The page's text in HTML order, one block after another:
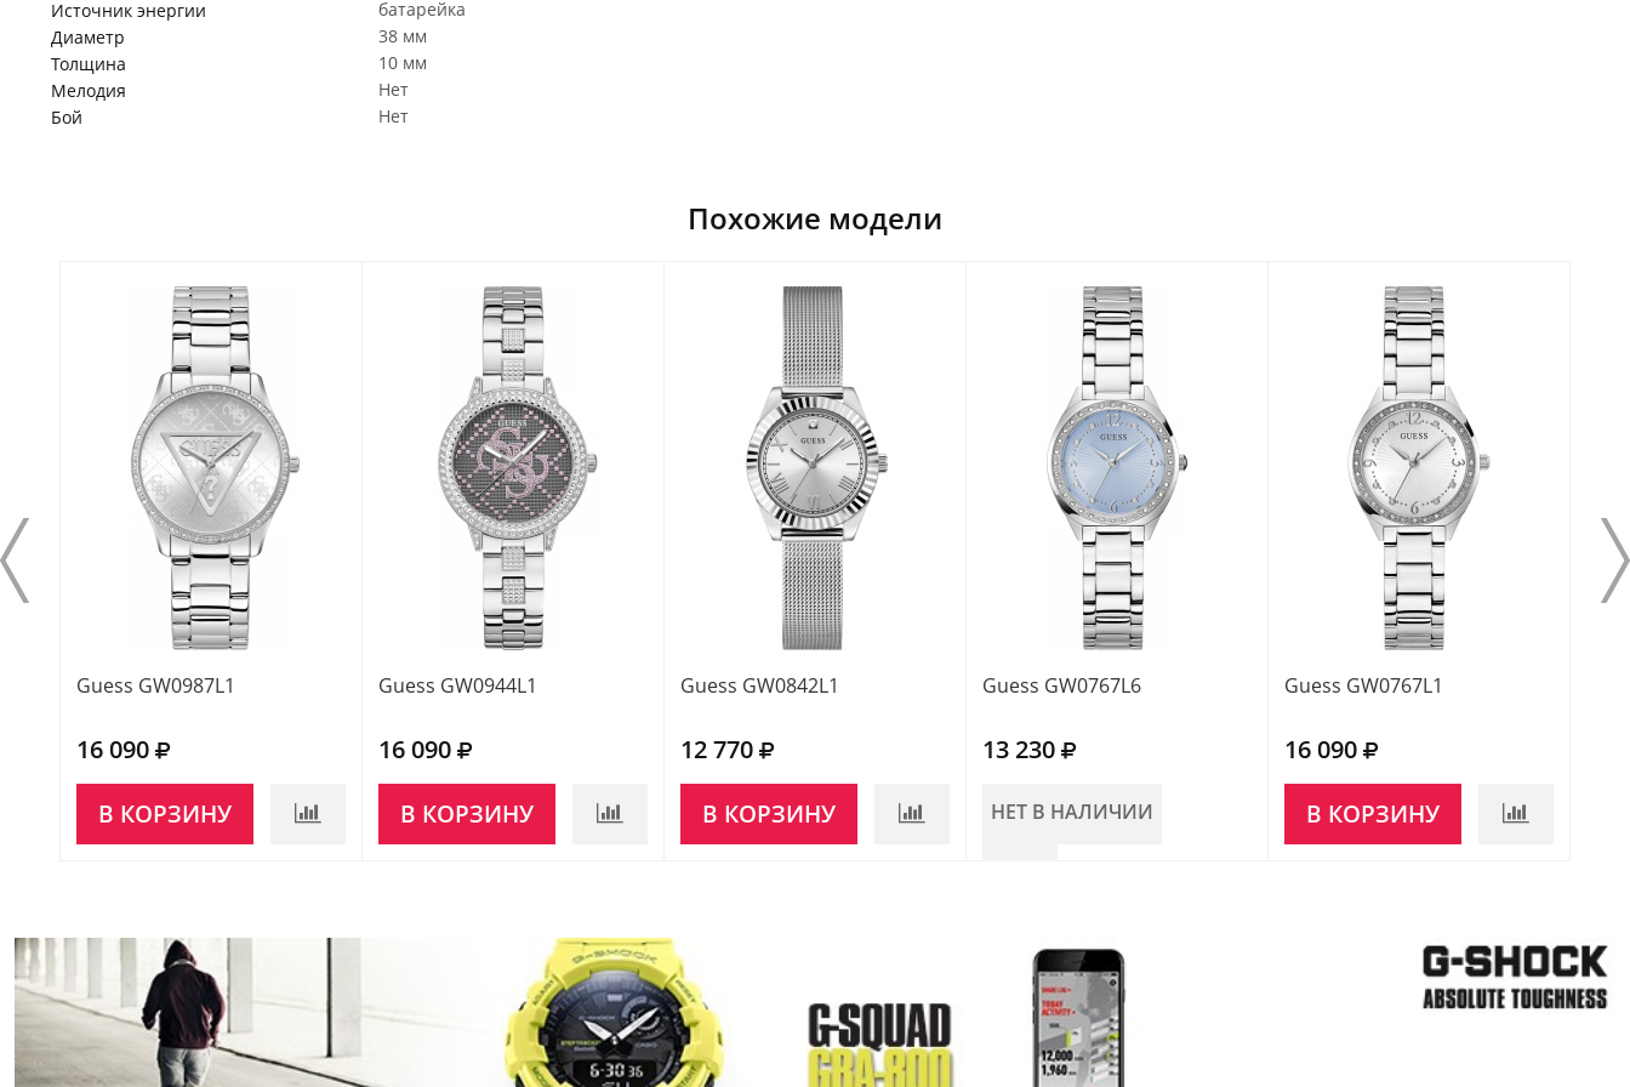
Источник энергии
батарейка
Диаметр
38 мм
Толщина
10 мм
Мелодия
Нет
Бой
Нет
Похожие модели
Guess GW0987L1
16 090
В КОРЗИНУ
Guess GW0944L1
16 090
В КОРЗИНУ
Guess GW0842L1
12 770
В КОРЗИНУ
Guess GW0767L6
13 230
НЕТ В НАЛИЧИИ
Guess GW0767L1
16 090
В КОРЗИНУ